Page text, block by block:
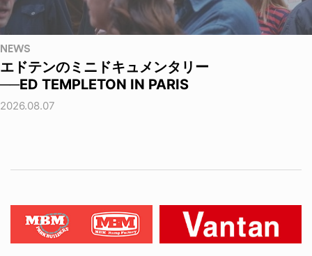
NEWS
エドテンのミニドキュメンタリー
──ED TEMPLETON IN PARIS
2026.08.07